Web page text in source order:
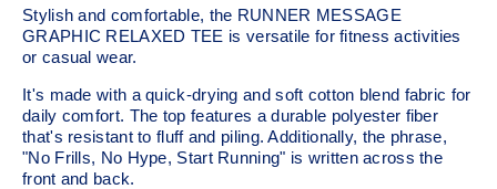
Stylish and comfortable, the RUNNER MESSAGE
GRAPHIC RELAXED TEE is versatile for fitness activities
or casual wear.
It's made with a quick-drying and soft cotton blend fabric for
daily comfort. The top features a durable polyester fiber
that's resistant to fluff and piling. Additionally, the phrase,
"No Frills, No Hype, Start Running" is written across the
front and back.